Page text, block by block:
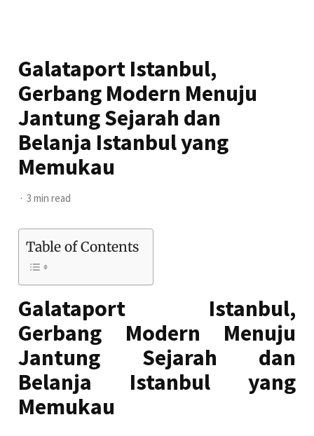
Galataport Istanbul,
Gerbang Modern Menuju
Jantung Sejarah dan
Belanja Istanbul yang
Memukau
3 min read
Table of Contents
Galataport Istanbul,
Gerbang Modern Menuju
Jantung Sejarah dan
Belanja Istanbul yang
Memukau